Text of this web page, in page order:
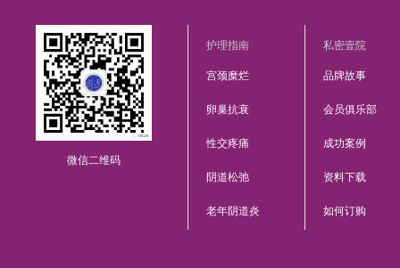
微信二维码
护理指南
宫颈糜烂
卵巢抗衰
性交疼痛
阴道松弛
老年阴道炎
私密壹院
品牌故事
会员俱乐部
成功案例
资料下载
如何订购